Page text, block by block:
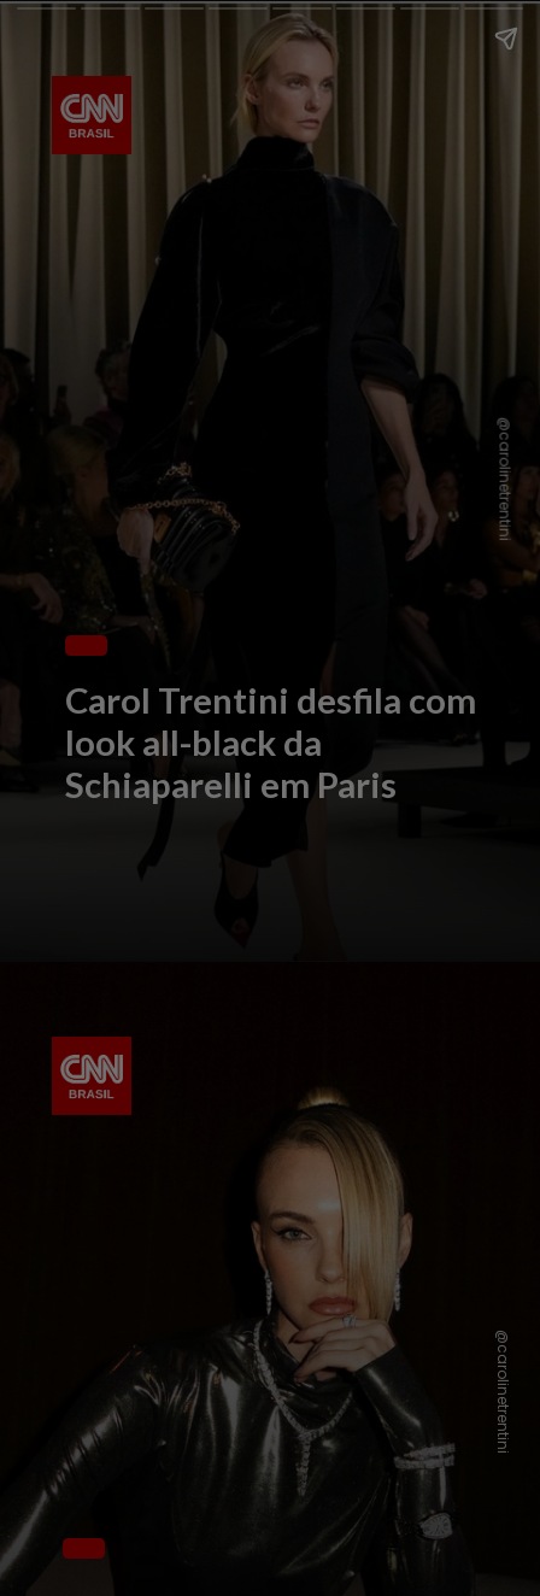
Carol Trentini desfila com
look all-black da
Schiaparelli em Paris
@carolinetrentini
@carolinetrentini